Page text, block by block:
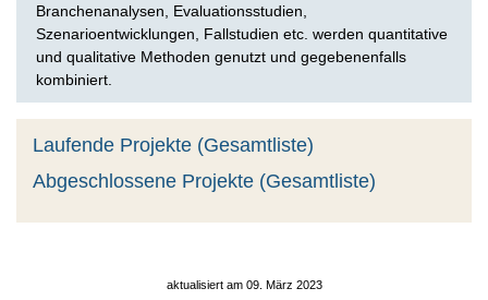
Branchenanalysen, Evaluationsstudien,
Szenarioentwicklungen, Fallstudien etc. werden quantitative
und qualitative Methoden genutzt und gegebenenfalls
kombiniert.
Laufende Projekte (Gesamtliste)
Abgeschlossene Projekte (Gesamtliste)
aktualisiert am 09. März 2023